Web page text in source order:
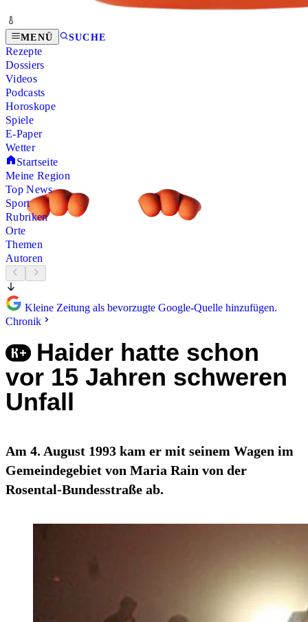
MENÜ SUCHE
Rezepte
Dossiers
Videos
Podcasts
Horoskope
Spiele
E-Paper
Wetter
Startseite
Meine Region
Top News
Sport
Rubriken
Orte
Themen
Autoren
Kleine Zeitung als bevorzugte Google-Quelle hinzufügen.
Chronik
Haider hatte schon
vor 15 Jahren schweren
Unfall
Am 4. August 1993 kam er mit seinem Wagen im
Gemeindegebiet von Maria Rain von der
Rosental-Bundesstraße ab.